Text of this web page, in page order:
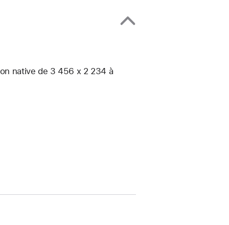
native de 3 456 x 2 234 à